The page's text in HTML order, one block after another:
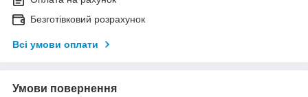
Безготівковий розрахунок
Всі умови оплати
Умови повернення